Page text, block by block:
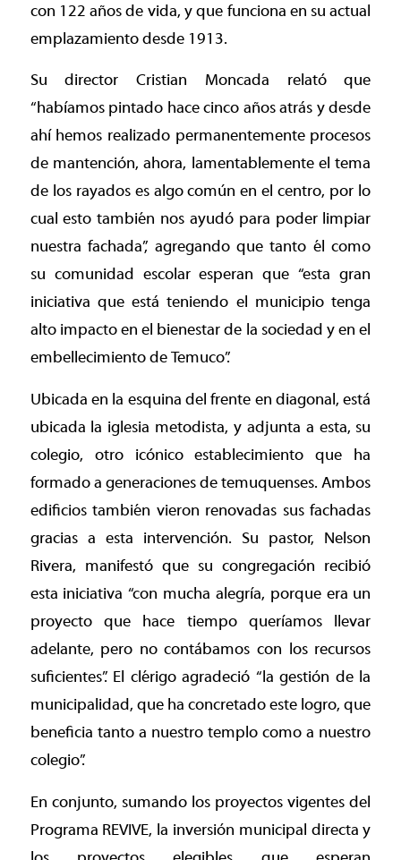
con 122 años de vida, y que funciona en su actual
emplazamiento desde 1913.
Su director Cristian Moncada relató que
“habíamos pintado hace cinco años atrás y desde
ahí hemos realizado permanentemente procesos
de mantención, ahora, lamentablemente el tema
de los rayados es algo común en el centro, por lo
cual esto también nos ayudó para poder limpiar
nuestra fachada”, agregando que tanto él como
su comunidad escolar esperan que “esta gran
iniciativa que está teniendo el municipio tenga
alto impacto en el bienestar de la sociedad y en el
embellecimiento de Temuco”.
Ubicada en la esquina del frente en diagonal, está
ubicada la iglesia metodista, y adjunta a esta, su
colegio, otro icónico establecimiento que ha
formado a generaciones de temuquenses. Ambos
edificios también vieron renovadas sus fachadas
gracias a esta intervención. Su pastor, Nelson
Rivera, manifestó que su congregación recibió
esta iniciativa “con mucha alegría, porque era un
proyecto que hace tiempo queríamos llevar
adelante, pero no contábamos con los recursos
suficientes”. El clérigo agradeció “la gestión de la
municipalidad, que ha concretado este logro, que
beneficia tanto a nuestro templo como a nuestro
colegio”.
En conjunto, sumando los proyectos vigentes del
Programa REVIVE, la inversión municipal directa y